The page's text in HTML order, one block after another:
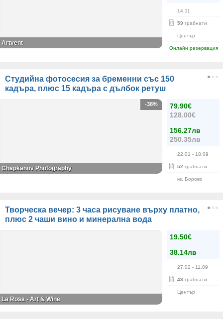
14.11
59 грабнати
Център
Онлайн резервация
Artvent
Студийна фотосесия за бременни със 150
кадъра, плюс 15 кадъра с дълбок ретуш
79.90€
128.00€
156.27лв
250.35лв
22.01 - 18.09
52 грабнати
кв. Борово
-38%
Chapkanov Photography
Творческа вечер: 3 часа рисуване върху платно,
плюс 2 чаши вино и минерална вода
19.50€
38.14лв
27.02 - 11.09
43 грабнати
Център
La Rosa - Art & Wine